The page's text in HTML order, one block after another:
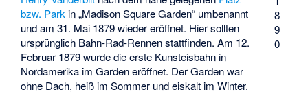
8
9
0
bzw. Park in „Madison Square Garden“ umbenannt
und am 31. Mai 1879 wieder eröffnet. Hier sollten
ursprünglich Bahn-Rad-Rennen stattfinden. Am 12.
Februar 1879 wurde die erste Kunsteisbahn in
Nordamerika im Garden eröffnet. Der Garden war
ohne Dach, heiß im Sommer und eiskalt im Winter.